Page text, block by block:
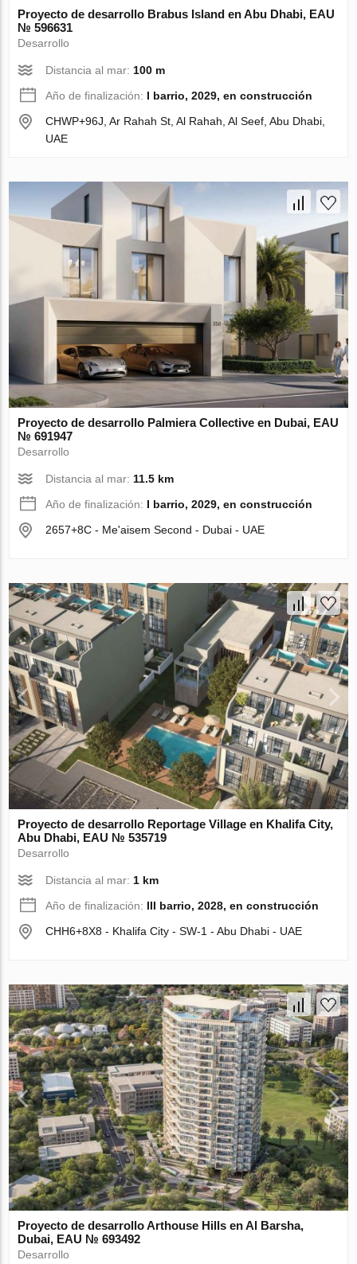
Proyecto de desarrollo Brabus Island en Abu Dhabi, EAU
№ 596631
Desarrollo
Distancia al mar:100 m
Año de finalización: I barrio, 2029, en construcción
CHWP+96J, Ar Rahah St, Al Rahah, Al Seef, Abu Dhabi,
UAE
Proyecto de desarrollo Palmiera Collective en Dubai, EAU
№ 691947
Desarrollo
Distancia al mar: 11.5 km
Año de finalización: I barrio, 2029, en construcción
2657+8C - Me'aisem Second - Dubai - UAE
Proyecto de desarrollo Reportage Village en Khalifa City,
Abu Dhabi, EAU № 535719
Desarrollo
Distancia al mar: 1 km
Año de finalización: III barrio, 2028, en construcción
CHH6+8X8 - Khalifa City - SW-1 - Abu Dhabi - UAE
Proyecto de desarrollo Arthouse Hills en Al Barsha,
Dubai, EAU № 693492
Desarrollo